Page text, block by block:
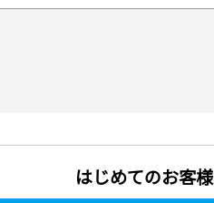
はじめてのお客様